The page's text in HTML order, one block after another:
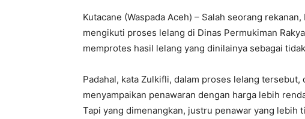
Kutacane (Waspada Aceh) – Salah seorang
mengikuti proses lelang di Dinas Permukiman
memprotes hasil lelang yang dinilainya sebagai
Padahal, kata Zulkifli, dalam proses lelang
menyampaikan penawaran dengan harga lebih
Tapi yang dimenangkan, justru penawar yang lebih